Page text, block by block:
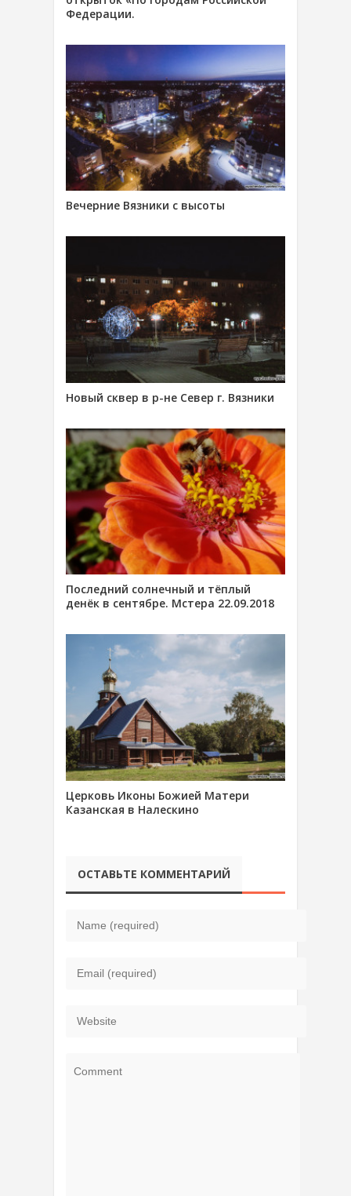
Федерации.
Вечерние Вязники с высоты
Новый сквер в р-не Север г. Вязники
Последний солнечный и тёплый
денёк в сентябре. Мстера 22.09.2018
Церковь Иконы Божией Матери
Казанская в Налескино
ОСТАВЬТЕ КОММЕНТАРИЙ